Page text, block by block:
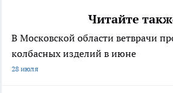
Читайте
В Московской области ветврачи
колбасных изделий в июне
28 июля